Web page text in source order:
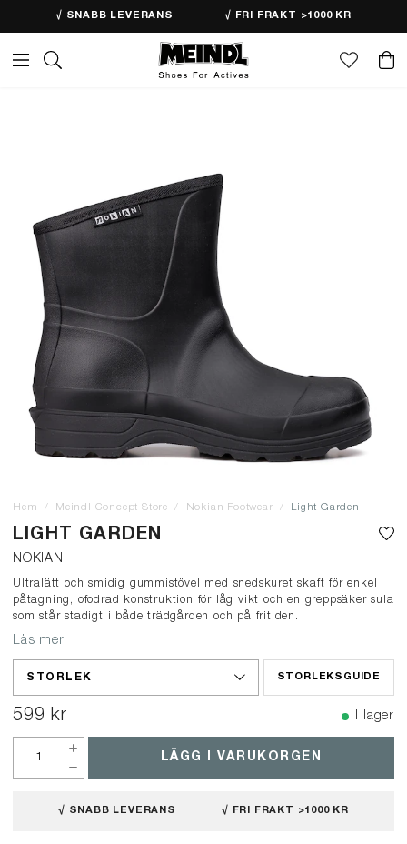
√ SNABB LEVERANS √ FRI FRAKT >1000 KR
Hem Meindl Concept Store Nokian Footwear Light Garden
LIGHT GARDEN
NOKIAN
Ultralätt och smidig gummistövel med snedskuret skaft för enkel
påtagning, ofodrad konstruktion för låg vikt och en greppsäker sula
som står stadigt i både trädgården och på fritiden.
Läs mer
STORLEKSGUIDE
STORLEK
599 kr I lager
LÄGG I VARUKORGEN
√ SNABB LEVERANS √ FRI FRAKT >1000 KR